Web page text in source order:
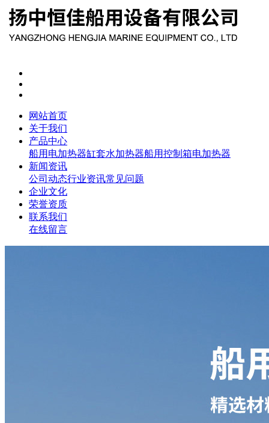
网站首页
关于我们
产品中心
船用电加热器缸套水加热器船用控制箱电加热器
新闻资讯
公司动态行业资讯常见问题
企业文化
荣誉资质
联系我们
在线留言